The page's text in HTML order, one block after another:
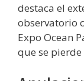
destaca el
observatorio
Expo Ocean
que se